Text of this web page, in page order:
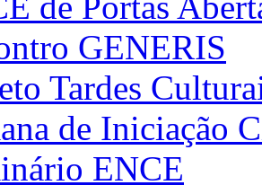
GENERIS
Tardes
de Iniciação
ENCE